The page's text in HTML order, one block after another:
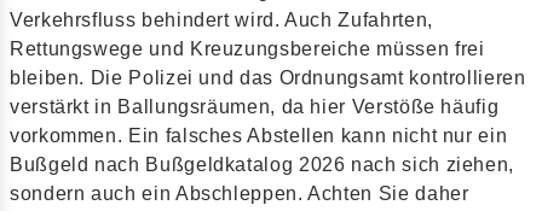
Verkehrsfluss behindert wird. Auch Zufahrten,
Rettungswege und Kreuzungsbereiche müssen frei
bleiben. Die Polizei und das Ordnungsamt kontrollieren
verstärkt in Ballungsräumen, da hier Verstöße häufig
vorkommen. Ein falsches Abstellen kann nicht nur ein
Bußgeld nach Bußgeldkatalog 2026 nach sich ziehen,
sondern auch ein Abschleppen. Achten Sie daher